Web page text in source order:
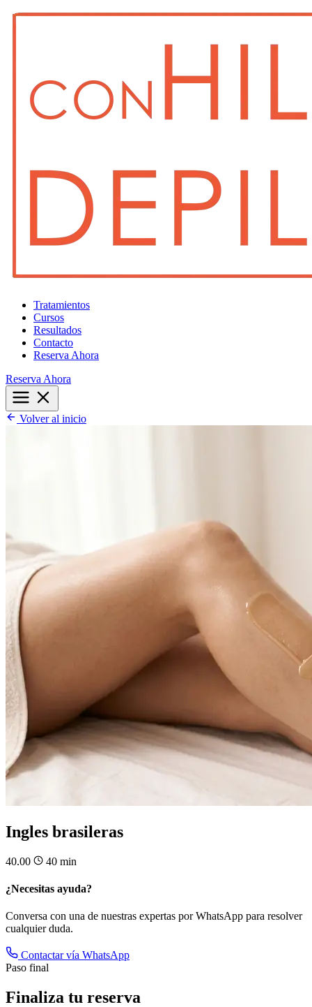
Tratamientos
Cursos
Resultados
Contacto
Reserva Ahora
Reserva Ahora
Volver al inicio
Ingles brasileras
40.00 40 min
¿Necesitas ayuda?
Conversa con una de nuestras expertas por WhatsApp para resolver
cualquier duda.
Contactar vía WhatsApp
Paso final
Finaliza tu reserva